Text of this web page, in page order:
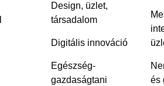
Design, üzlet,
társadalom
Digitális innováció
Egészség-
gazdaságtani
és